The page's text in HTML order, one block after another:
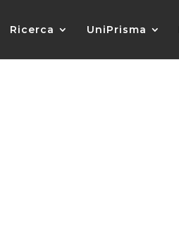
Ricerca UniPrisma